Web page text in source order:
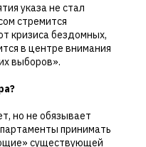
указа не стал
стремится
кризиса бездомных,
в центре внимания
выборов».
но не обязывает
принимать
существующей